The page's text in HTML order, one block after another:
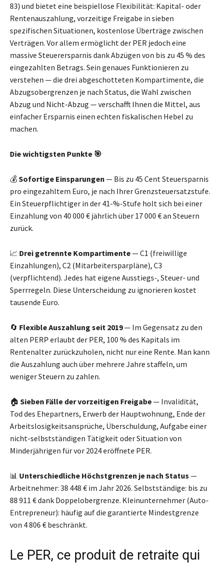
83) und bietet eine beispiellose Flexibilität: Kapital- oder
Rentenauszahlung, vorzeitige Freigabe in sieben
spezifischen Situationen, kostenlose Überträge zwischen
Verträgen. Vor allem ermöglicht der PER jedoch eine
massive Steuerersparnis dank Abzügen von bis zu 45 % des
eingezahlten Betrags. Sein genaues Funktionieren zu
verstehen — die drei abgeschotteten Kompartimente, die
Abzugsobergrenzen je nach Status, die Wahl zwischen
Abzug und Nicht-Abzug — verschafft Ihnen die Mittel, aus
einfacher Ersparnis einen echten fiskalischen Hebel zu
machen.
Die wichtigsten Punkte 🎯
💰Sofortige Einsparungen — Bis zu 45 Cent Steuersparnis
pro eingezahltem Euro, je nach Ihrer Grenzsteuersatzstufe.
Ein Steuerpflichtiger in der 41-%-Stufe holt sich bei einer
Einzahlung von 40 000 € jährlich über 17 000 € an Steuern
zurück.
📈 Drei getrennte Kompartimente— C1 (freiwillige
Einzahlungen), C2 (Mitarbeitersparpläne), C3
(verpflichtend). Jedes hat eigene Ausstiegs-, Steuer- und
Sperrregeln. Diese Unterscheidung zu ignorieren kostet
tausende Euro.
🔄 Flexible Auszahlung seit 2019— Im Gegensatz zu den
alten PERP erlaubt der PER, 100 % des Kapitals im
Rentenalter zurückzuholen, nicht nur eine Rente. Man kann
die Auszahlung auch über mehrere Jahre staffeln, um
weniger Steuern zu zahlen.
🏠 Sieben Fälle der vorzeitigen Freigabe— Invalidität,
Tod des Ehepartners, Erwerb der Hauptwohnung, Ende der
Arbeitslosigkeitsansprüche, Überschuldung, Aufgabe einer
nicht-selbstständigen Tätigkeit oder Situation von
Minderjährigen für vor 2024 eröffnete PER.
📊 Unterschiedliche Höchstgrenzen je nach Status —
Arbeitnehmer: 38 448 € im Jahr 2026. Selbstständige: bis zu
88 911 € dank Doppelobergrenze. Kleinunternehmer (Auto-
Entrepreneur): häufig auf die garantierte Mindestgrenze
von 4 806 € beschränkt.
Le PER, ce produit de retraite qui